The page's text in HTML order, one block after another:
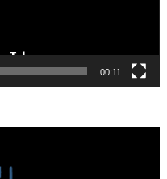
00:11